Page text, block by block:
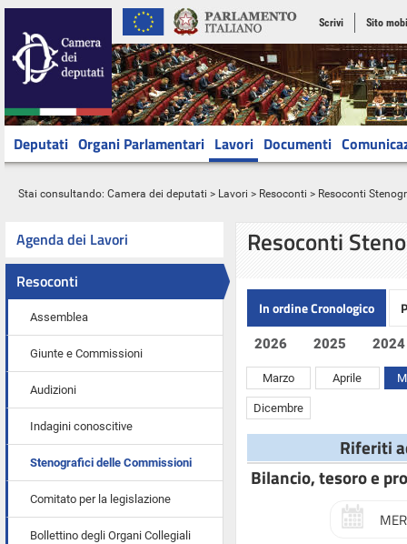
Scrivi Sito
Deputati Organi Parlamentari Lavori Documenti
Stai consultando: Camera dei deputati > Lavori > Resoconti > Resoconti
Agenda dei Lavori
Resoconti
Assemblea
Giunte e Commissioni
Audizioni
Indagini conoscitive
Stenografici delle Commissioni
Comitato per la legislazione
Bollettino degli Organi Collegiali
Resoconti
In ordine Cronologico
2026 2025 2024
Marzo Aprile
Dicembre
Riferiti
Bilancio, tesoro e